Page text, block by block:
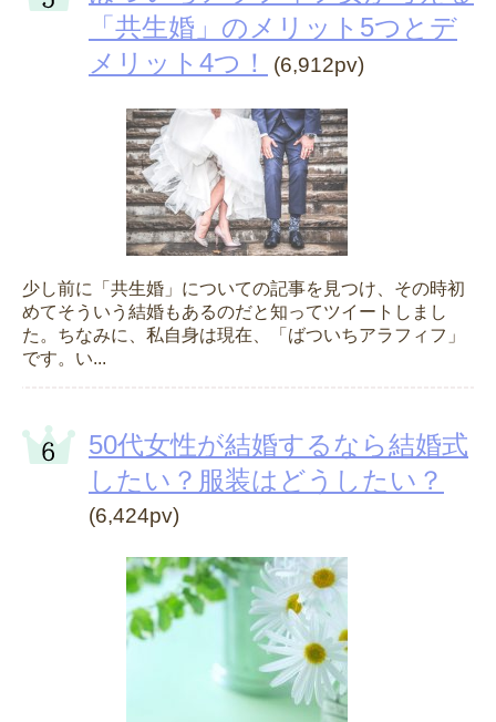
「共生婚」のメリット5つとデ
メリット4つ！
(6,912pv)
少し前に「共生婚」についての記事を見つけ、その時初
めてそういう結婚もあるのだと知ってツイートしまし
た。ちなみに、私自身は現在、「ばついちアラフィフ」
です。い...
50代女性が結婚するなら結婚式
したい？服装はどうしたい？
(6,424pv)